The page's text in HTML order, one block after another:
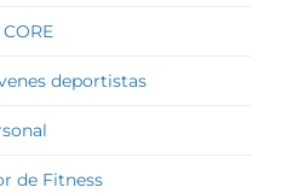
deportistas
de Fitness